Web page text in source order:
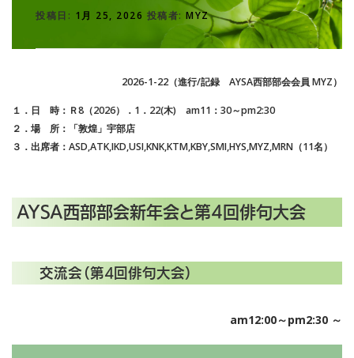
プライバシーポリシー
投稿日: 1月 25, 2026 投稿者: MYZ
2026-1-22（進行/記録 AYSA西部部会会員 MYZ）
１．日 時：Ｒ8（2026）．1．22(木) am11：30～pm2:30
２．場 所：「敦煌」宇部店
３．出席者：ASD,ATK,IKD,USI,KNK,KTM,KBY,SMI,HYS,MYZ,MRN（11名）
AYSA西部部会新年会と第4回俳句大会
交流会（第4回俳句大会）
am12:00～pm2:30 ～